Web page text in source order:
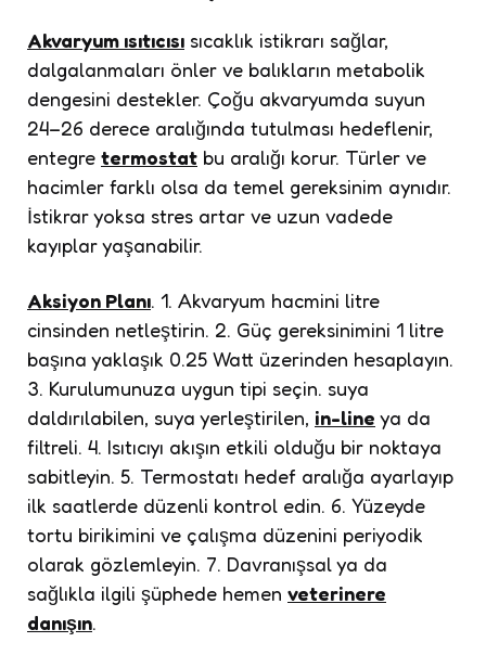
Akvaryum ısıtıcısı sıcaklık istikrarı sağlar,
dalgalanmaları önler ve balıkların metabolik
dengesini destekler. Çoğu akvaryumda suyun
24–26 derece aralığında tutulması hedeflenir,
entegre termostat bu aralığı korur. Türler ve
hacimler farklı olsa da temel gereksinim aynıdır.
İstikrar yoksa stres artar ve uzun vadede
kayıplar yaşanabilir.
Aksiyon Planı. 1. Akvaryum hacmini litre
cinsinden netleştirin. 2. Güç gereksinimini 1 litre
başına yaklaşık 0.25 Watt üzerinden hesaplayın.
3. Kurulumunuza uygun tipi seçin. suya
daldırılabilen, suya yerleştirilen, in-line ya da
filtreli. 4. Isıtıcıyı akışın etkili olduğu bir noktaya
sabitleyin. 5. Termostatı hedef aralığa ayarlayıp
ilk saatlerde düzenli kontrol edin. 6. Yüzeyde
tortu birikimini ve çalışma düzenini periyodik
olarak gözlemleyin. 7. Davranışsal ya da
sağlıkla ilgili şüphede hemen veterinere
danışın.